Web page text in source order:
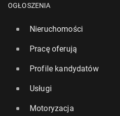
OGŁOSZENIA
Nieruchomości
Pracę oferują
Profile kandydatów
Usługi
Motoryzacja